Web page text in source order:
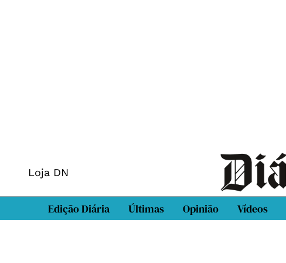
Loja DN
Edição Diária Últimas Opinião Vídeos